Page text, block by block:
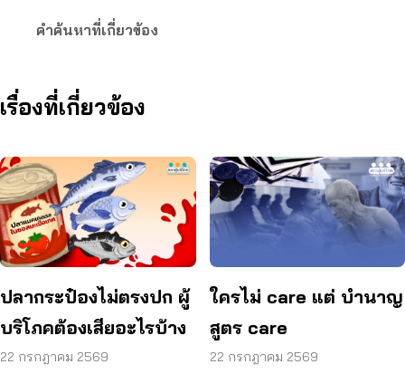
คำค้นหาที่เกี่ยวข้อง
เรื่องที่เกี่ยวข้อง
ปลากระป๋องไม่ตรงปก ผู้
บริโภคต้องเสียอะไรบ้าง
22 กรกฎาคม 2569
ใครไม่ care แต่ บำนาญ
สูตร care
22 กรกฎาคม 2569